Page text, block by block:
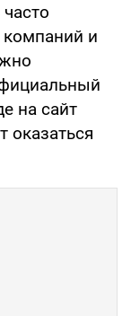
и
на сайт
оказаться